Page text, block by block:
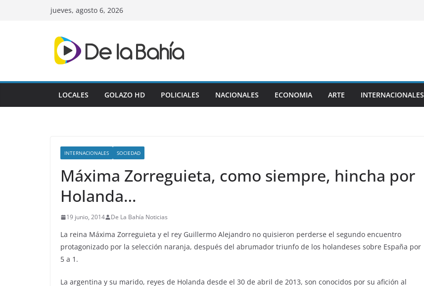
jueves, agosto 6, 2026
LOCALES GOLAZO HD POLICIALES NACIONALES ECONOMIA ARTE INTERNACIONALES
INTERNACIONALES SOCIEDAD
Máxima Zorreguieta, como siempre, hincha por
Holanda…
19 junio, 2014 De La Bahía Noticias
La reina Máxima Zorreguieta y el rey Guillermo Alejandro no quisieron perderse el segundo encuentro
protagonizado por la selección naranja, después del abrumador triunfo de los holandeses sobre España por
5 a 1.
La argentina y su marido, reyes de Holanda desde el 30 de abril de 2013, son conocidos por su afición al